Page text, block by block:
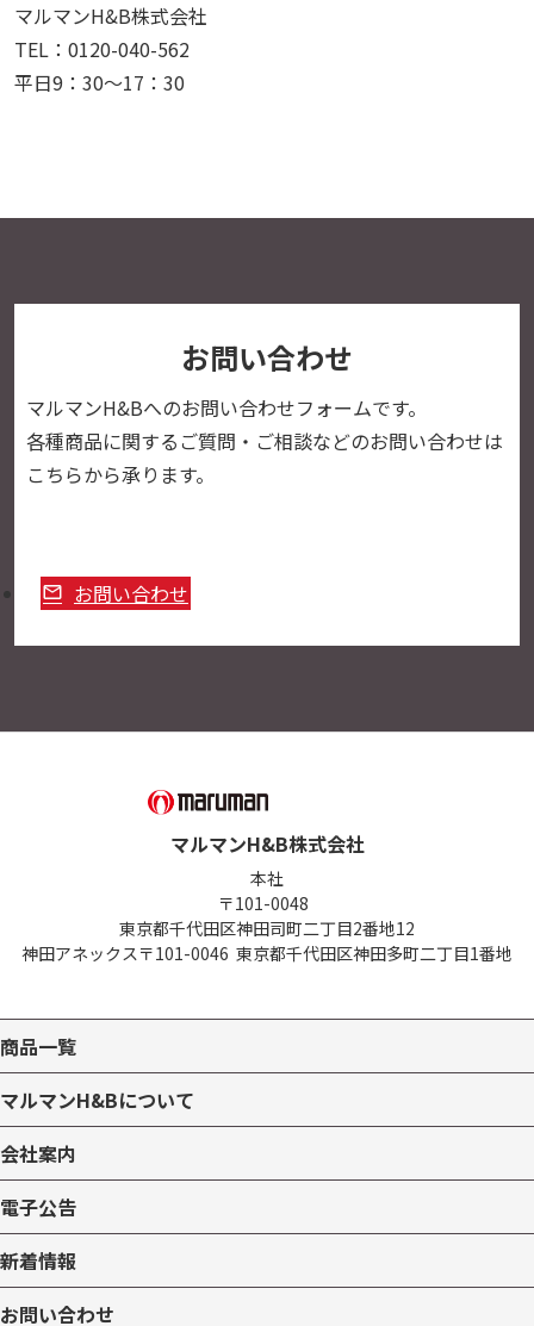
マルマンH&B株式会社
TEL：0120-040-562
平日9：30～17：30
お問い合わせ
マルマンH&Bへのお問い合わせフォームです。
各種商品に関するご質問・ご相談などのお問い合わせは
こちらから承ります。
お問い合わせ
マルマンH&B株式会社
本社
〒101-0048
東京都千代田区神田司町二丁目2番地12
神田アネックス〒101-0046 東京都千代田区神田多町二丁目1番地
商品一覧
マルマンH&Bについて
会社案内
電子公告
新着情報
お問い合わせ